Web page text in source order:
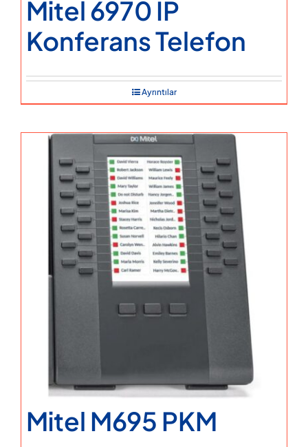
Mitel 6970 IP
Konferans Telefon
Ayrıntılar
Mitel M695 PKM